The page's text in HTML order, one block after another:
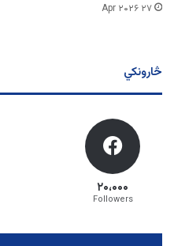
۲۷ Apr ۲۰۲۶
څارونکي
۲۰،۰۰۰
Followers